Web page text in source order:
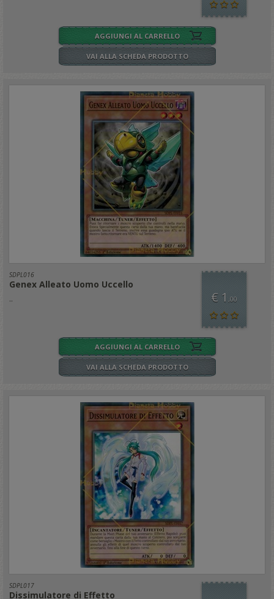
AGGIUNGI AL CARRELLO
VAI ALLA SCHEDA PRODOTTO
SDPL016
Genex Alleato Uomo Uccello
.. € 1 ,00
AGGIUNGI AL CARRELLO
VAI ALLA SCHEDA PRODOTTO
SDPL017
Dissimulatore di Effetto